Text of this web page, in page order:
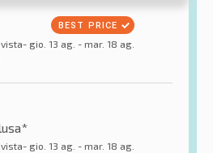
gio. 13 ag. - mar. 18 ag.
gio. 13 ag. - mar. 18 ag.